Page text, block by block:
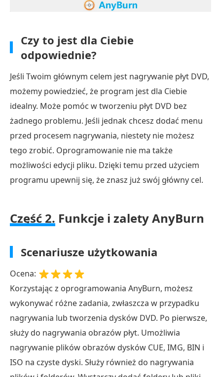
Najlepsza
alternatywa
AnyBurn
Część
7.
Najczęściej
zadawane
pytania
dotyczące
recenzji
Czy to jest dla Ciebie
odpowiednie?
Jeśli Twoim głównym celem jest nagrywanie płyt DVD,
możemy powiedzieć, że program jest dla Ciebie
idealny. Może pomóc w tworzeniu płyt DVD bez
żadnego problemu. Jeśli jednak chcesz dodać menu
przed procesem nagrywania, niestety nie możesz
tego zrobić. Oprogramowanie nie ma także
możliwości edycji pliku. Dzięki temu przed użyciem
programu upewnij się, że znasz już swój główny cel.
Część 2. Funkcje i zalety AnyBurn
Scenariusze użytkowania
Ocena:
Korzystając z oprogramowania AnyBurn, możesz
wykonywać różne zadania, zwłaszcza w przypadku
nagrywania lub tworzenia dysków DVD. Po pierwsze,
służy do nagrywania obrazów płyt. Umożliwia
nagrywanie plików obrazów dysków CUE, IMG, BIN i
ISO na czyste dyski. Służy również do nagrywania